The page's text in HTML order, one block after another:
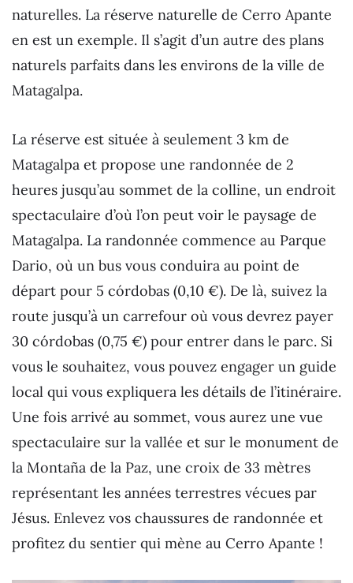
naturelles. La réserve naturelle de Cerro Apante
en est un exemple. Il s’agit d’un autre des plans
naturels parfaits dans les environs de la ville de
Matagalpa.
La réserve est située à seulement 3 km de
Matagalpa et propose une randonnée de 2
heures jusqu’au sommet de la colline, un endroit
spectaculaire d’où l’on peut voir le paysage de
Matagalpa. La randonnée commence au Parque
Dario, où un bus vous conduira au point de
départ pour 5 córdobas (0,10 €). De là, suivez la
route jusqu’à un carrefour où vous devrez payer
30 córdobas (0,75 €) pour entrer dans le parc. Si
vous le souhaitez, vous pouvez engager un guide
local qui vous expliquera les détails de l’itinéraire.
Une fois arrivé au sommet, vous aurez une vue
spectaculaire sur la vallée et sur le monument de
la Montaña de la Paz, une croix de 33 mètres
représentant les années terrestres vécues par
Jésus. Enlevez vos chaussures de randonnée et
profitez du sentier qui mène au Cerro Apante !